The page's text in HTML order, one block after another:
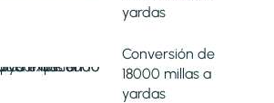
yardas
Conversión de
18000 millas a
yardas